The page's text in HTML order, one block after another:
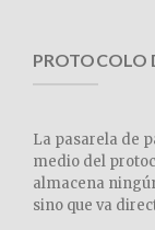
PROTOCOLO
La pasarela de
medio del
almacena
sino que va